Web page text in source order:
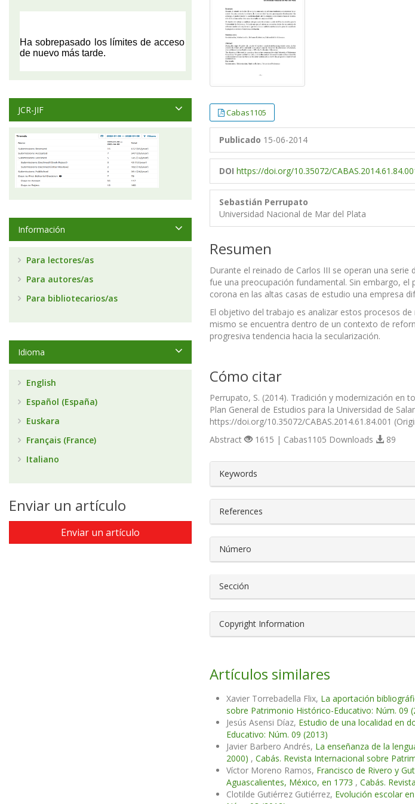
Cabas1105
Publicado 15-06-2014
DOI https://doi.org/10.35072/
Sebastián Perrupato
Universidad Nacional de Mar del Plata
Resumen
Durante el reinado de Carlos III se operan una
fue una preocupación fundamental. Sin embargo,
corona en las altas casas de estudio una empresa
El objetivo del trabajo es analizar estos procesos
mismo se encuentra dentro de un contexto de
progresiva tendencia hacia la secularización.
Cómo citar
Perrupato, S. (2014). Tradición y modernización en
Plan General de Estudios para la Universidad de
https://doi.org/10.35072/CABAS.2014.61.84.001
Abstract 1615 | Cabas1105 Downloads 89
Keywords
References
Número
Sección
Copyright Information
Artículos similares
Xavier Torrebadella Flix, La aportación
sobre Patrimonio Histórico-Educativo: Núm. 09
Jesús Asensi Díaz, Estudio de una localidad en
Educativo: Núm. 09 (2013)
Javier Barbero Andrés, La enseñanza de la
2000) , Cabás. Revista Internacional sobre
Víctor Moreno Ramos, Francisco de Rivero y
Aguascalientes, México, en 1773 , Cabás.
Clotilde Gutiérrez Gutiérrez, Evolución escolar
JCR-JIF
Información
Para lectores/as
Para autores/as
Para bibliotecarios/as
Idioma
English
Español (España)
Euskara
Français (France)
Italiano
Enviar un artículo
Enviar un artículo